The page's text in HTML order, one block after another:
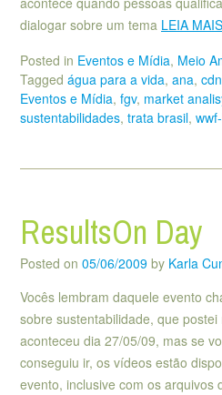
dialogar sobre um tema LEIA MAIS
Posted in Eventos e Mídia, Meio
Tagged água para a vida, ana,
Eventos e Mídia, fgv, market
sustentabilidades, trata brasil,
ResultsOn Day
Posted on 05/06/2009 by Karla
Vocês lembram daquele evento
sobre sustentabilidade, que
aconteceu dia 27/05/09, mas se
conseguiu ir, os vídeos estão
evento, inclusive com os arquivos